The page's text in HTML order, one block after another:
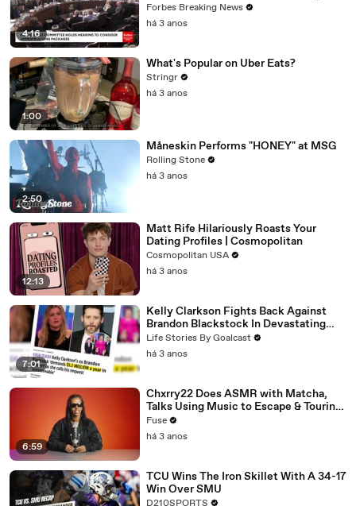
4:16
Vote For A Continuing Resolution'
Forbes Breaking News
há 3 anos
1:00
What's Popular on Uber Eats?
Stringr
há 3 anos
2:50
Måneskin Performs "HONEY" at MSG
Rolling Stone
há 3 anos
12:13
Matt Rife Hilariously Roasts Your
Dating Profiles | Cosmopolitan
Cosmopolitan USA
há 3 anos
7:01
Kelly Clarkson Fights Back Against
Brandon Blackstock In Devastating
Divorce Battle
Life Stories By Goalcast
há 3 anos
6:59
Chxrry22 Does ASMR with Matcha,
Talks Using Music to Escape & Touring
with The Weeknd
Fuse
há 3 anos
TCU Wins The Iron Skillet With A 34-17
Win Over SMU